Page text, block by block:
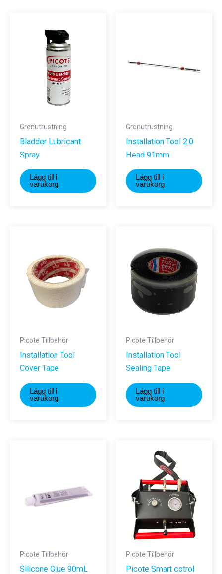
Grenutrustning
Bladder Lubricant
Spray
Lägg till i
varukorg
Grenutrustning
Installation Tool 2.0
Head 91mm
Lägg till i
varukorg
Picote Tillbehör
Installation Tool
Cover Tape
Lägg till i
varukorg
Picote Tillbehör
Installation Tool
Sealing Tape
Lägg till i
varukorg
Picote Tillbehör
Silicone Glue 90mL
Picote Tillbehör
Picote Smart cotrol